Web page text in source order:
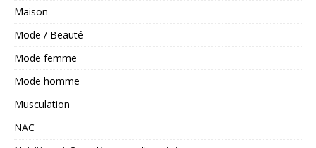
Maison
Mode / Beauté
Mode femme
Mode homme
Musculation
NAC